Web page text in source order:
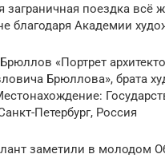
заграничная поездка всё
благодаря Академии
«Портрет
Брюллова», брата
Петербург, Россия
заметили в молодом